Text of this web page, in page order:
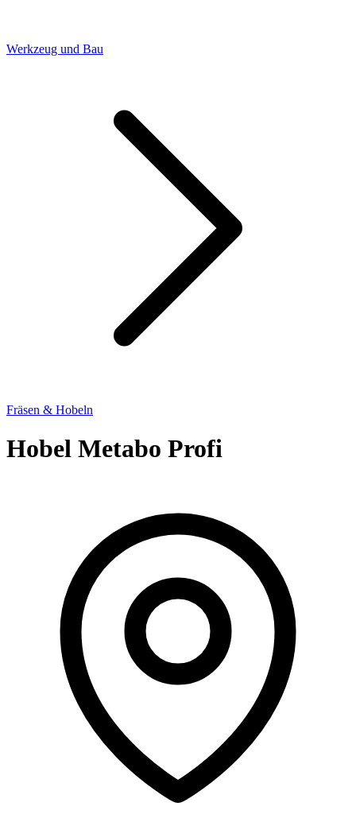
Werkzeug und Bau
Fräsen & Hobeln
Hobel Metabo Profi